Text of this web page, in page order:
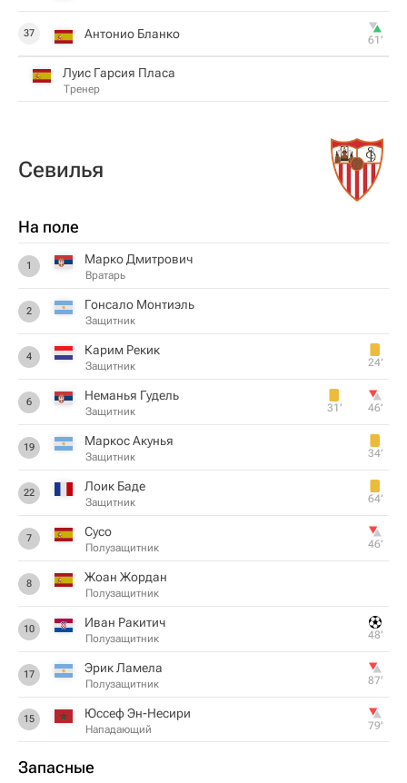
37 Антонио Бланко 61‎’‎
Луис Гарсия Пласа
Тренер
Севилья
На поле
1 Марко Дмитрович
Вратарь
2 Гонсало Монтиэль
Защитник
4 Карим Рекик
Защитник 24‎’‎
6 Неманья Гудель
Защитник 31‎’‎ 46‎’‎
19 Маркос Акунья
Защитник 34‎’‎
22 Лоик Баде
Защитник 64‎’‎
7 Сусо
Полузащитник 46‎’‎
8 Жоан Жордан
Полузащитник
10 Иван Ракитич
Полузащитник 48‎’‎
17 Эрик Ламела
Полузащитник 87‎’‎
15 Юссеф Эн-Несири
Нападающий 79‎’‎
Запасные